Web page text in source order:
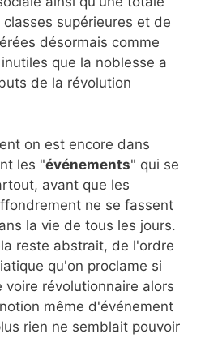
supérieures et de
désormais comme
que la noblesse a
de la révolution
on est encore dans
les "événements" qui se
avant que les
ne se fassent
la vie de tous les jours.
reste abstrait, de l'ordre
qu'on proclame si
révolutionnaire alors
même d'événement
rien ne semblait pouvoir